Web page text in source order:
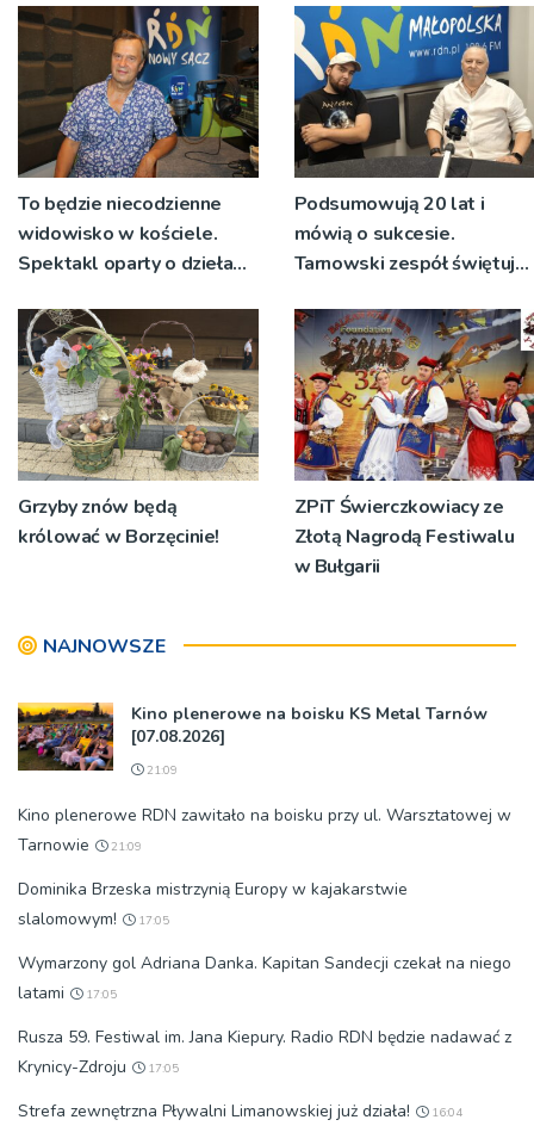
niecodziennych
okolicznościach
To będzie niecodzienne
widowisko w kościele.
Spektakl oparty o dzieła
Podsumowują 20 lat i
mówią o sukcesie.
Tarnowski zespół świętuje
koncert
Grzyby znów będą
królować w Borzęcinie!
ZPiT Świerczkowiacy ze
Złotą Nagrodą Festiwalu
w Bułgarii
NAJNOWSZE
Kino plenerowe na boisku KS Metal Tarnów
[07.08.2026]
21:09
Kino plenerowe RDN zawitało na boisku przy ul. Warsztatowej w
Tarnowie
21:09
Dominika Brzeska mistrzynią Europy w kajakarstwie
slalomowym!
17:05
Wymarzony gol Adriana Danka. Kapitan Sandecji czekał na niego
latami
17:05
Rusza 59. Festiwal im. Jana Kiepury. Radio RDN będzie nadawać z
Krynicy-Zdroju
17:05
Strefa zewnętrzna Pływalni Limanowskiej już działa! 16:04